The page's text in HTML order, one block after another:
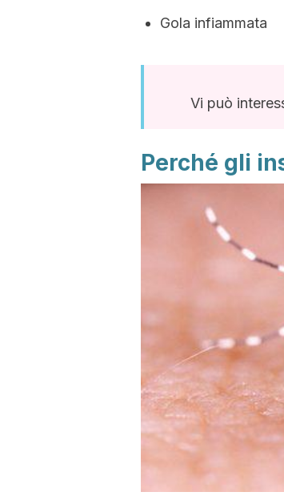
Gola infiammata
Vi può
Perché gli